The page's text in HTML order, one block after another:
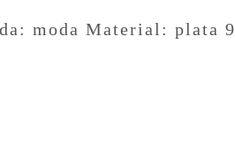
moda Material: plata